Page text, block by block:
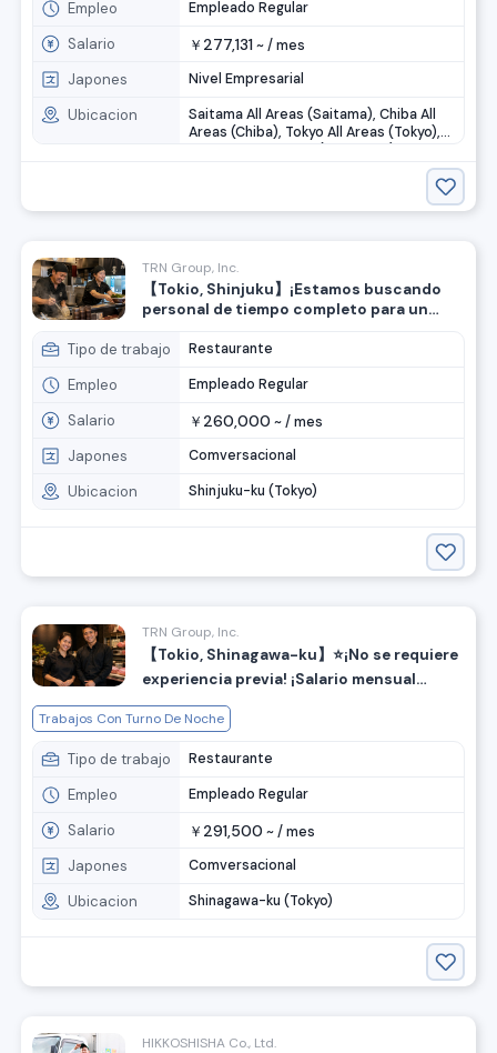
Empleo Empleado Regular
Salario ￥ 277,131~ /mes
Japones Nivel Empresarial
Ubicacion
Saitama All Areas (Saitama), Chiba All
Areas (Chiba), Tokyo All Areas (Tokyo),
Kanagawa All Areas (Kanagawa)
TRN Group, Inc.
【Tokio, Shinjuku】¡Estamos buscando
personal de tiempo completo para un
tienes experiencia, está bien.
Tipo de trabajo Restaurante
Empleo Empleado Regular
Salario ￥ 260,000 ~ /mes
Japones Comversacional
Ubicacion Shinjuku-ku (Tokyo)
TRN Group, Inc.
【Tokio, Shinagawa-ku】⭐️¡No se requiere
experiencia previa! ¡Salario mensual
para restaurante especializado en carne
Trabajos Con Turno De Noche
Tipo de trabajo Restaurante
Empleo Empleado Regular
Salario ￥ 291,500 ~ /mes
Japones Comversacional
Ubicacion Shinagawa-ku (Tokyo)
HIKKOSHISHA Co., Ltd.